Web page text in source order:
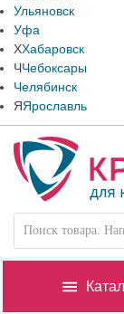
Ульяновск
Уфа
ХХабаровск
ЧЧебоксары
Челябинск
ЯЯрославль